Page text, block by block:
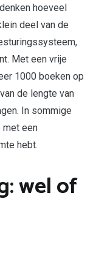
hoeveel
deel van de
Met een vrije
1000 boeken op
de lengte van
In sommige
met een
hebt.
wel of